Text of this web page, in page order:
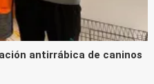
antirrábica de caninos